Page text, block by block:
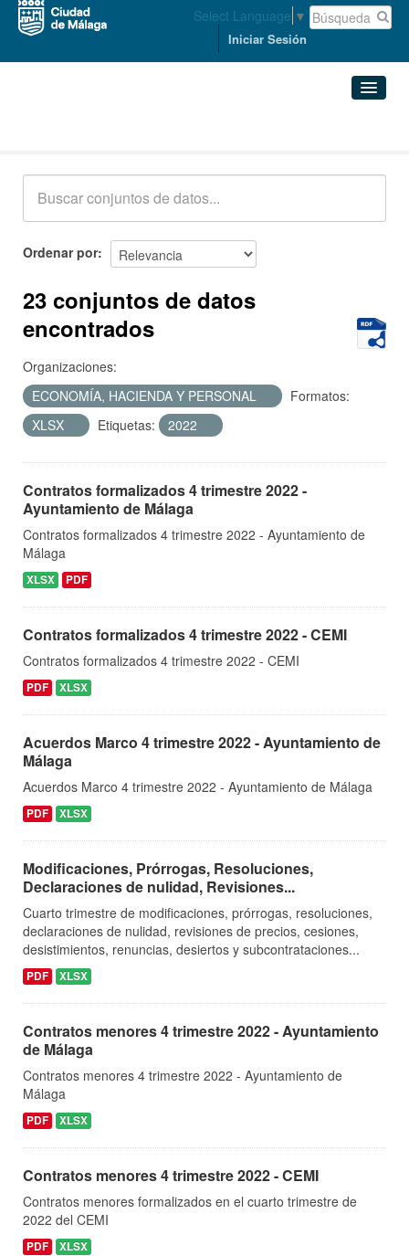
Select Language ▼
Iniciar Sesión
Acerca de
Ordenar por
23 conjuntos de datos
encontrados
Organizaciones:
ECONOMÍA, HACIENDA Y PERSONAL
Formatos:
XLSX
Etiquetas: 2022
Contratos formalizados 4 trimestre 2022 -
Ayuntamiento de Málaga
Contratos formalizados 4 trimestre 2022 - Ayuntamiento de
Málaga
XLSX PDF
Contratos formalizados 4 trimestre 2022 - CEMI
Contratos formalizados 4 trimestre 2022 - CEMI
PDF XLSX
Acuerdos Marco 4 trimestre 2022 - Ayuntamiento de
Málaga
Acuerdos Marco 4 trimestre 2022 - Ayuntamiento de Málaga
PDF XLSX
Modificaciones, Prórrogas, Resoluciones,
Declaraciones de nulidad, Revisiones...
Cuarto trimestre de modificaciones, prórrogas, resoluciones,
declaraciones de nulidad, revisiones de precios, cesiones,
desistimientos, renuncias, desiertos y subcontrataciones...
PDF XLSX
Contratos menores 4 trimestre 2022 - Ayuntamiento
de Málaga
Contratos menores 4 trimestre 2022 - Ayuntamiento de
Málaga
PDF XLSX
Contratos menores 4 trimestre 2022 - CEMI
Contratos menores formalizados en el cuarto trimestre de
2022 del CEMI
PDF XLSX